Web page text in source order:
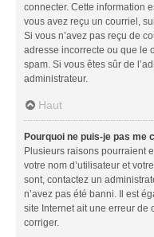
connecter. Cette information
vous avez reçu un courriel,
Si vous n’avez pas reçu de
adresse incorrecte ou que le
spam. Si vous êtes sûr de
administrateur.
Haut
Pourquoi ne puis-je pas me
Plusieurs raisons pourraient
votre nom d’utilisateur et
sont, contactez un
n’avez pas été banni. Il est
site Internet ait une erreur de
corriger.